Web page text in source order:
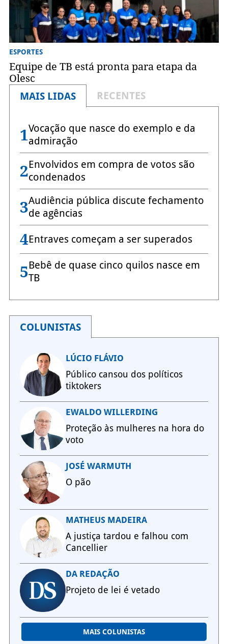
ESPORTES
Equipe de TB está pronta para etapa da
Olesc
MAIS LIDAS
RECENTES
1Vocação que nasce do exemplo e da
admiração
2Envolvidos em compra de votos são
condenados
3Audiência pública discute fechamento
de agências
4Entraves começam a ser superados
5Bebê de quase cinco quilos nasce em
TB
COLUNISTAS
LÚCIO FLÁVIO
Público cansou dos políticos
tiktokers
EWALDO WILLERDING
Proteção às mulheres na hora do
voto
JOSÉ WARMUTH
O pão
MATHEUS MADEIRA
A justiça tardou e falhou com
Cancellier
DA REDAÇÃO
Projeto de lei é vetado
MAIS COLUNISTAS